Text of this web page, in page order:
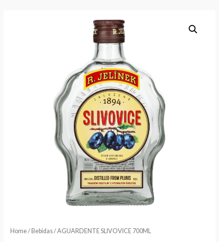
Home/ Bebidas/ AGUARDENTE SLIVOVICE 700ML